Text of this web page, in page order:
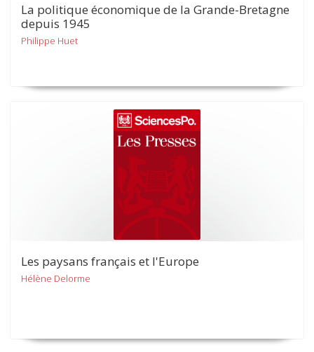
La politique économique de la Grande-Bretagne
depuis 1945
Philippe Huet
Les paysans français et l'Europe
Hélène Delorme